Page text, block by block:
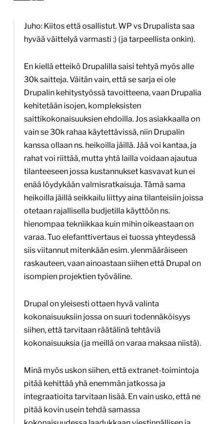
Juho: Kiitos että osallistut. WP vs Drupalista saa
hyvää väittelyä varmasti :) (ja tarpeellista onkin).
En kiellä etteikö Drupalilla saisi tehtyä myös alle
30k saitteja. Väitän vain, että se sarja ei ole
Drupalin kehitystyössä tavoitteena, vaan Drupalia
kehitetään isojen, kompleksisten
saittikokonaisuuksien ehdoilla. Jos asiakkaalla on
vain se 30k rahaa käytettävissä, niin Drupalin
kanssa ollaan ns. heikoilla jäillä. Jää voi kantaa, ja
rahat voi riittää, mutta yhtä lailla voidaan ajautua
tilanteeseen jossa kustannukset kasvavat kun ei
enää löydykään valmisratkaisuja. Tämä sama
heikoilla jäillä seikkailu liittyy aina tilanteisiin joissa
otetaan rajallisella budjetilla käyttöön ns.
hienompaa tekniikkaa kuin mihin oikeastaan on
varaa. Tuo elefanttivertaus ei tuossa yhteydessä
siis viitannut mitenkään esim. ylenmääräiseen
raskauteen, vaan ainoastaan siihen että Drupal on
isompien projektien työväline.
Drupal on yleisesti ottaen hyvä valinta
kokonaisuuksiin jossa on suuri todennäköisyys
siihen, että tarvitaan räätälinä tehtäviä
kokonaisuuksia (ja meillä on varaa maksaa niistä).
Minä myös uskon siihen, että extranet-toimintoja
pitää kehittää yhä enemmän jatkossa ja
integraatioita tarvitaan lisää. En vain usko, että ne
pitää kovin usein tehdä samassa